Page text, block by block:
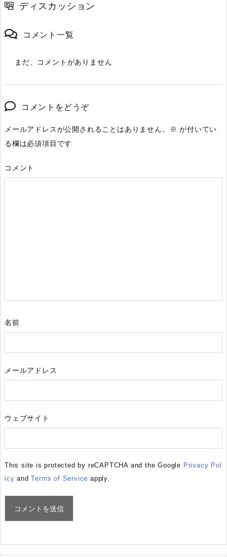
ディスカッション
コメント一覧
まだ、コメントがありません
コメントをどうぞ
メールアドレスが公開されることはありません。 ※ が付いてい
る欄は必須項目です
コメント
名前
メールアドレス
ウェブサイト
This site is protected by reCAPTCHA and the Google Privacy Pol
icy andTerms of Service apply.